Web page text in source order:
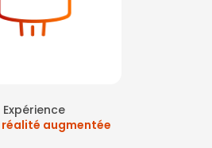
Expérience
réalité augmentée